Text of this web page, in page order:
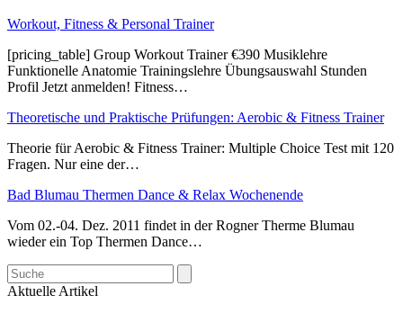
Workout, Fitness & Personal Trainer
[pricing_table] Group Workout Trainer €390 Musiklehre
Funktionelle Anatomie Trainingslehre Übungsauswahl Stunden
Profil Jetzt anmelden! Fitness…
Theoretische und Praktische Prüfungen: Aerobic & Fitness Trainer
Theorie für Aerobic & Fitness Trainer: Multiple Choice Test mit 120
Fragen. Nur eine der…
Bad Blumau Thermen Dance & Relax Wochenende
Vom 02.-04. Dez. 2011 findet in der Rogner Therme Blumau
wieder ein Top Thermen Dance…
Search
Aktuelle Artikel